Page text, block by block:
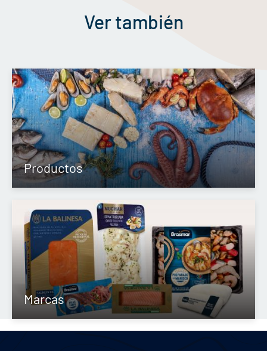
Ver también
Productos
Marcas